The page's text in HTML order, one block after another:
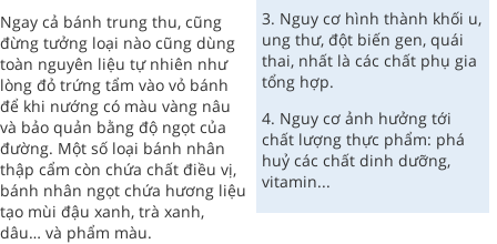
3. Nguy cơ hình thành khối u,
ung thư, đột biến gen, quái
thai, nhất là các chất phụ gia
tổng hợp.
4. Nguy cơ ảnh hưởng tới
chất lượng thực phẩm: phá
huỷ các chất dinh dưỡng,
vitamin...
Ngay cả bánh trung thu, cũng
đừng tưởng loại nào cũng dùng
toàn nguyên liệu tự nhiên như
lòng đỏ trứng tẩm vào vỏ bánh
để khi nướng có màu vàng nâu
và bảo quản bằng độ ngọt của
đường. Một số loại bánh nhân
thập cẩm còn chứa chất điều vị,
bánh nhân ngọt chứa hương liệu
tạo mùi đậu xanh, trà xanh,
dâu… và phẩm màu.